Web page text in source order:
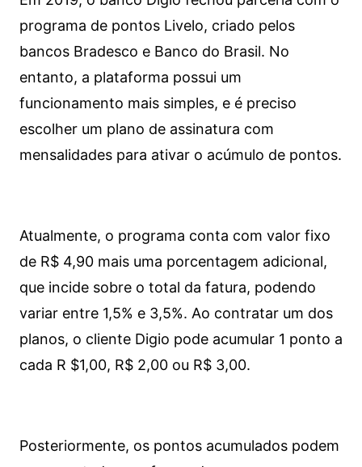
programa de pontos Livelo, criado pelos
bancos Bradesco e Banco do Brasil. No
entanto, a plataforma possui um
funcionamento mais simples, e é preciso
escolher um plano de assinatura com
mensalidades para ativar o acúmulo de pontos.
Atualmente, o programa conta com valor fixo
de R$ 4,90 mais uma porcentagem adicional,
que incide sobre o total da fatura, podendo
variar entre 1,5% e 3,5%. Ao contratar um dos
planos, o cliente Digio pode acumular 1 ponto a
cada R $1,00, R$ 2,00 ou R$ 3,00.
Posteriormente, os pontos acumulados podem